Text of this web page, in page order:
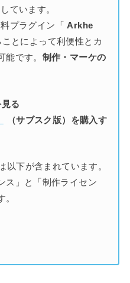
ています。
プラグイン「 Arkhe
ことによって利便性とカ
能です。 制作・マーケの
る
（サブスク版）を購入す
以下が含まれています。
ス」と「制作ライセン